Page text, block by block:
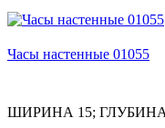
Часы настенные 01055
ШИРИНА 15;